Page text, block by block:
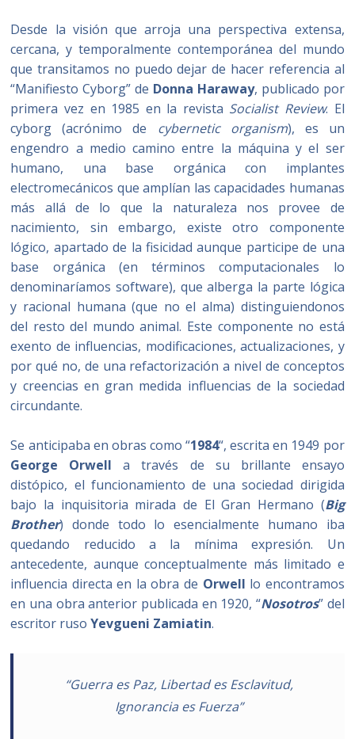
Desde la visión que arroja una perspectiva extensa,
cercana, y temporalmente contemporánea del mundo
que transitamos no puedo dejar de hacer referencia al
“Manifiesto Cyborg” de Donna Haraway, publicado por
primera vez en 1985 en la revista Socialist Review. El
cyborg (acrónimo de cybernetic organism), es un
engendro a medio camino entre la máquina y el ser
humano, una base orgánica con implantes
electromecánicos que amplían las capacidades humanas
más allá de lo que la naturaleza nos provee de
nacimiento, sin embargo, existe otro componente
lógico, apartado de la fisicidad aunque participe de una
base orgánica (en términos computacionales lo
denominaríamos software), que alberga la parte lógica
y racional humana (que no el alma) distinguiendonos
del resto del mundo animal. Este componente no está
exento de influencias, modificaciones, actualizaciones, y
por qué no, de una refactorización a nivel de conceptos
y creencias en gran medida influencias de la sociedad
circundante.
Se anticipaba en obras como “1984“, escrita en 1949 por
George Orwell a través de su brillante ensayo
distópico, el funcionamiento de una sociedad dirigida
bajo la inquisitoria mirada de El Gran Hermano (Big
Brother) donde todo lo esencialmente humano iba
quedando reducido a la mínima expresión. Un
antecedente, aunque conceptualmente más limitado e
influencia directa en la obra de Orwell lo encontramos
en una obra anterior publicada en 1920, “Nosotros” del
escritor rusoYevgueni Zamiatin.
“Guerra es Paz, Libertad es Esclavitud,
Ignorancia es Fuerza”